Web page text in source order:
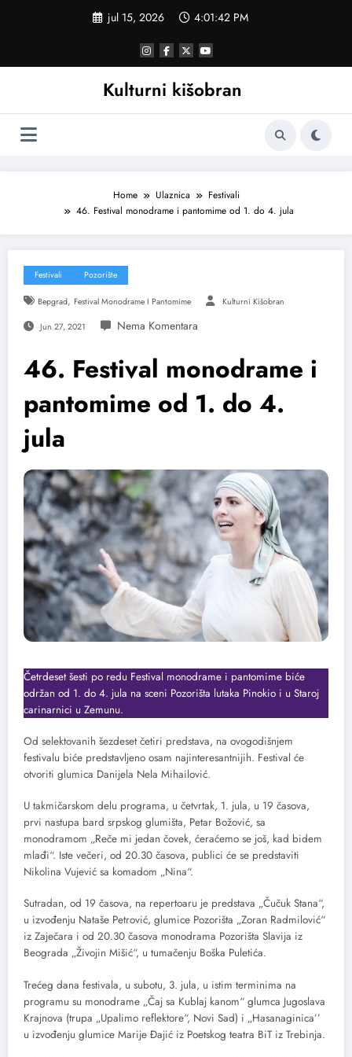
jul 15, 2026 4:01:43 PM
Kulturni kišobran
Home Ulaznica
Festivali
46. Festival monodrame i pantomime od 1. do 4. jula
Festivali Pozorište
Bepgrad, Festival Monodrame I Pantomime Kulturni Kišobran
Jun 27, 2021
46. Festival monodrame i
pantomime od 1. do 4.
jula
Četrdeset šesti po redu Festival monodrame i pantomime biće
održan od 1. do 4. jula na sceni Pozorišta lutaka Pinokio i u Staroj
carinarnici u Zemunu.
Od selektovanih šezdeset četiri predstava, na ovogodišnjem
festivalu biće predstavljeno osam najinteresantnijih. Festival će
otvoriti glumica Danijela Nela Mihailović.
U takmičarskom delu programa, u četvrtak, 1. jula, u 19 časova,
prvi nastupa bard srpskog glumišta, Petar Božović, sa
monodramom „Reče mi jedan čovek, ćeraćemo se još, kad bidem
mlađi“. Iste večeri, od 20.30 časova, publici će se predstaviti
Nikolina Vujević sa komadom „Nina“.
Sutradan, od 19 časova, na repertoaru je predstava „Čučuk Stana“,
u izvođenju Nataše Petrović, glumice Pozorišta „Zoran Radmilović“
iz Zaječara i od 20.30 časova monodrama Pozorišta Slavija iz
Beograda „Živojin Mišić“, u tumačenju Boška Puletića.
Trećeg dana festivala, u subotu, 3. jula, u istim terminima na
programu su monodrame „Čaj sa Кublaj kanom“ glumca Jugoslava
Кrajnova (trupa „Upalimo reflektore“, Novi Sad) i „Hasanaginica’’
u izvođenju glumice Marije Đajić iz Poetskog teatra BiT iz Trebinja.